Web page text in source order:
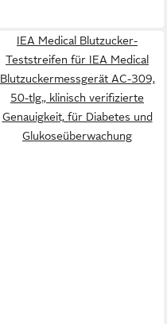
IEA Medical Blutzucker-
Teststreifen für IEA Medical
Blutzuckermessgerät AC-309,
50-tlg., klinisch verifizierte
Genauigkeit, für Diabetes und
Glukoseüberwachung